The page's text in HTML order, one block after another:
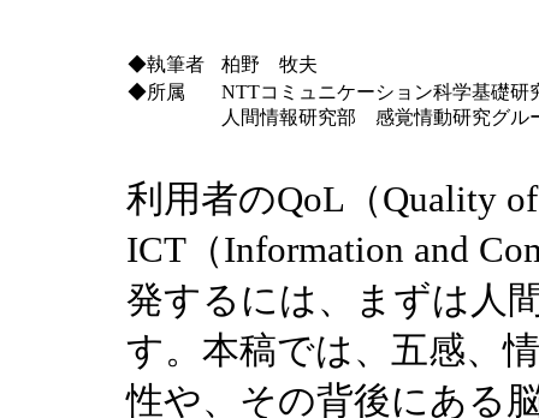
◆執筆者
柏野 牧夫
◆所属
NTTコミュニケーション科学基礎研
人間情報研究部 感覚情動研究グ
利用者のQoL（Quality
ICT（Information and
発するには、まずは人
す。本稿では、五感、
性や、その背後にある